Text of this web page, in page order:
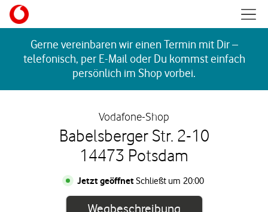
Skip to content
Gerne vereinbaren wir einen Termin mit Dir –
telefonisch, per E-Mail oder Du kommst einfach
persönlich im Shop vorbei.
Vodafone-Shop
Babelsberger Str. 2-10
14473 Potsdam
Jetzt geöffnetSchließt um 20:00
WegbeschreibungLink öffnet in